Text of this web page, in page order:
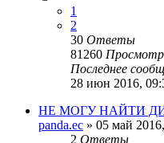
1
2
30 Ответы
81260
Последнее
28 июн 2016,
НЕ МОГУ НАЙТИ
panda.ec » 05 май
2 Ответы